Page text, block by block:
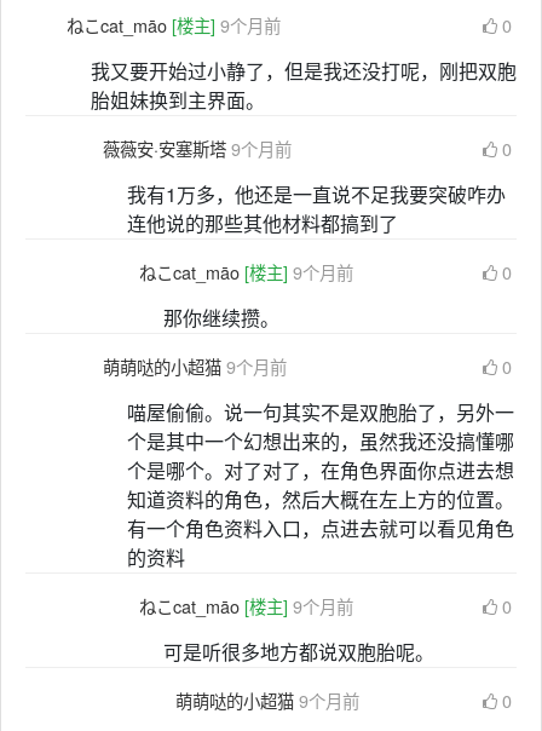
ねこcat_māo [楼主] 9个月前 0
我又要开始过小静了，但是我还没打呢，刚把双胞
胎姐妹换到主界面。
薇薇安·安塞斯塔9个月前 0
我有1万多，他还是一直说不足我要突破咋办
连他说的那些其他材料都搞到了
ねこcat_māo [楼主] 9个月前 0
那你继续攒。
萌萌哒的小超猫9个月前 0
喵屋偷偷。说一句其实不是双胞胎了，另外一
个是其中一个幻想出来的，虽然我还没搞懂哪
个是哪个。对了对了，在角色界面你点进去想
知道资料的角色，然后大概在左上方的位置。
有一个角色资料入口，点进去就可以看见角色
的资料
ねこcat_māo [楼主] 9个月前 0
可是听很多地方都说双胞胎呢。
萌萌哒的小超猫9个月前 0